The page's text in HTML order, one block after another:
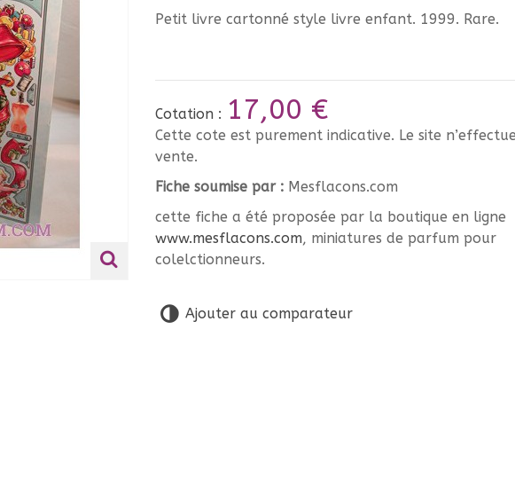
Petit livre cartonné style livre enfant. 1999. Rare.
Cotation : 17,00 €
Cette cote est purement indicative. Le site
vente.
Fiche soumise par : Mesflacons.com
cette fiche a été proposée par la boutique en ligne
www.mesflacons.com, miniatures de parfum pour
colelctionneurs.
Ajouter au comparateur